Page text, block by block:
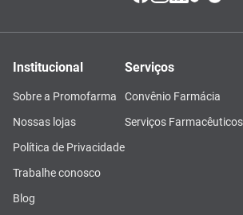
Institucional
Sobre a Promofarma
Nossas lojas
Política de Privacidade
Trabalhe conosco
Blog
Serviços
Convênio Farmácia
Serviços Farmacêuticos